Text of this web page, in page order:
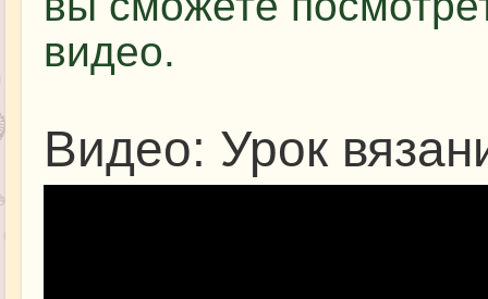
видео.
Видео: Урок